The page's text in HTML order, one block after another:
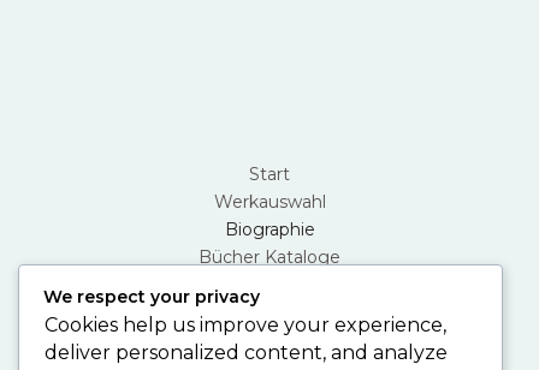
Start
Werkauswahl
Biographie
Bücher Kataloge
Über Den Künstler
Contact
We respect your privacy
Cookies help us improve your experience,
deliver personalized content, and analyze